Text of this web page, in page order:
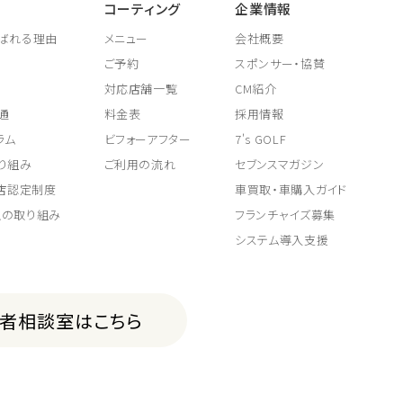
れる理由
ム
組み
認定制度
取り組み
コーティング
メニュー
ご予約
対応店舗一覧
料金表
ビフォーアフター
ご利用の流れ
企業情報
会社概要
スポンサー・協賛
CM紹介
採用情報
7's GOLF
セブンスマガジン
車買取・車購入ガイド
フランチャイズ募集
システム導入支援
相談室はこちら